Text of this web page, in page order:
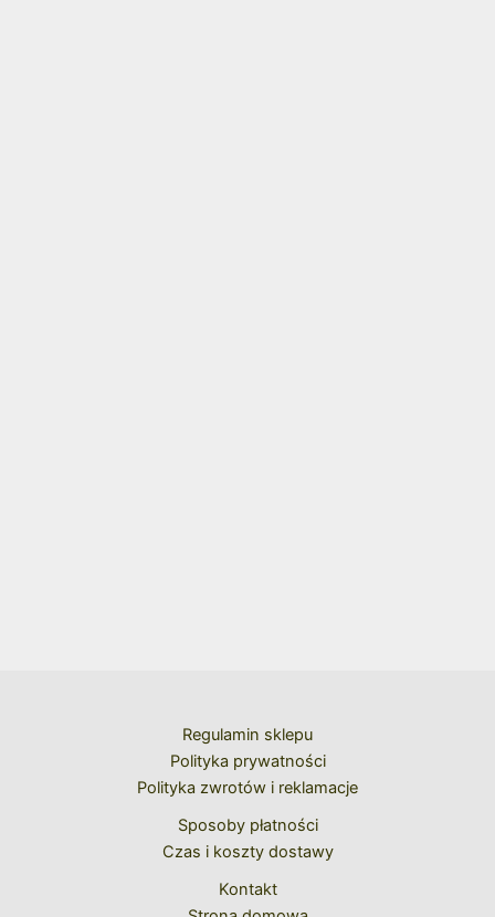
Regulamin sklepu
Polityka prywatności
Polityka zwrotów i reklamacje
Sposoby płatności
Czas i koszty dostawy
Kontakt